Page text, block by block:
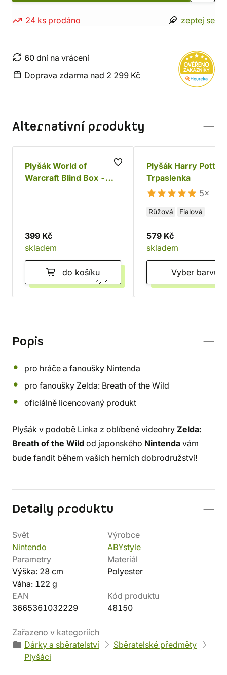
24 ks prodáno zeptej se
60 dní na vrácení
Doprava zdarma nad 2 299 Kč
Alternativní produkty
Plyšák World of
Warcraft Blind Box -
399 Kč
skladem
do košíku
Plyšák Harry
Trpaslenka
5×
Růžová Fialová
579 Kč
skladem
Vyber barvu
Popis
pro hráče a fanoušky Nintenda
pro fanoušky Zelda: Breath of the Wild
oficiálně licencovaný produkt
Plyšák v podobě Linka z oblíbené videohry Zelda:
Breath of the Wild od japonského Nintenda vám
bude fandit během vašich herních dobrodružství!
Detaily produktu
Svět
Nintendo
Výrobce
ABYstyle
Parametry
Výška: 28 cm
Váha: 122 g
Materiál
Polyester
EAN
3665361032229
Kód produktu
48150
Zařazeno v kategoriích
Dárky a sběratelství
Sběratelské předměty
Plyšáci